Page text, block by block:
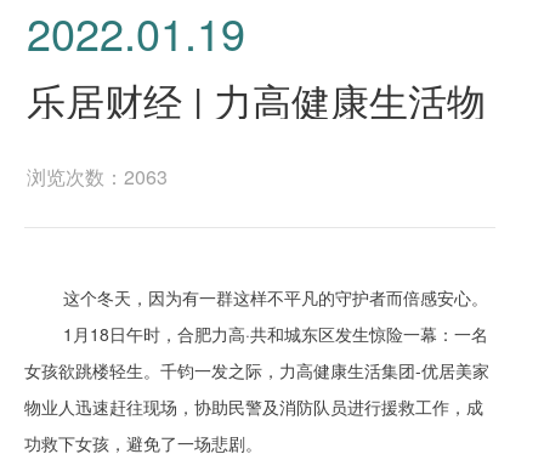
2022.01.19
乐居财经 | 力高健康生活物
业人急速救援 爱溢寒冬
浏览次数：2063
这个冬天，因为有一群这样不平凡的守护者而倍感安心。
1月18日午时，合肥力高·共和城东区发生惊险一幕：一名
女孩欲跳楼轻生。千钧一发之际，力高健康生活集团-优居美家
物业人迅速赶往现场，协助民警及消防队员进行援救工作，成
功救下女孩，避免了一场悲剧。